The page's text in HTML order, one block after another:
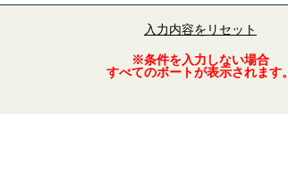
入力内容をリセット
※条件を入力しない場合
すべてのボートが表示されます。